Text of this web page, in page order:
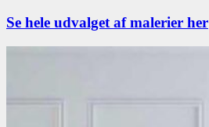
Se hele udvalget af malerier her